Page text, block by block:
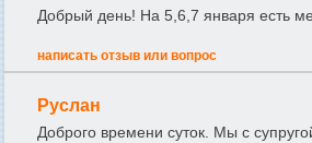
Добрый день! На 5,6,7 января есть
написать отзыв или вопрос
Руслан
Доброго времени суток. Мы с